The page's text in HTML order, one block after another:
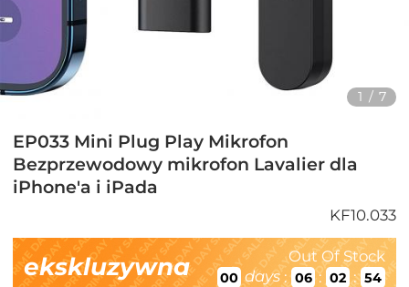
1 / 7
EP033 Mini Plug Play Mikrofon
Bezprzewodowy mikrofon Lavalier dla
iPhone'a i iPada
KF10.033
ekskluzywna Out Of Stock
00 days : 06 : 02 : 53